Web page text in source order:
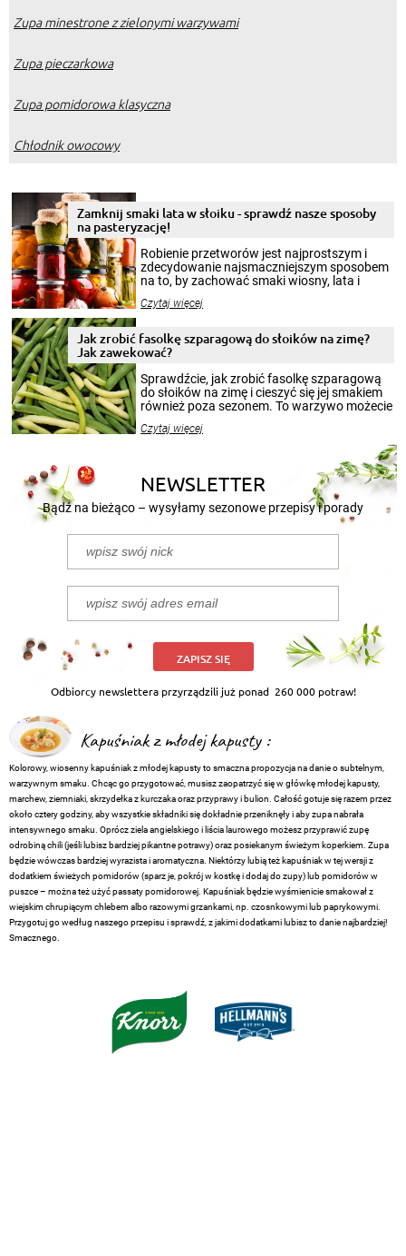
Zupa minestrone z zielonymi warzywami
Zupa pieczarkowa
Zupa pomidorowa klasyczna
Chłodnik owocowy
Zamknij smaki lata w słoiku - sprawdź nasze sposoby
na pasteryzację!
Robienie przetworów jest najprostszym i
zdecydowanie najsmaczniejszym sposobem
na to, by zachować smaki wiosny, lata i
krajobrazów, by cieszyć nimi oko w sezonie
pełni poczuć atmosferę cieplejszych
miesięcy. Przygotowanie słoików ze
patenty, które pozwolą zachować świeżość
przetworów.
Czytaj więcej
Jak zrobić fasolkę szparagową do słoików na zimę?
Jak zawekować?
Sprawdźcie, jak zrobić fasolkę szparagową
do słoików na zimę i cieszyć się jej smakiem
również poza sezonem. To warzywo możecie
nasze propozycje!
Czytaj więcej
NEWSLETTER
Bądź na bieżąco – wysyłamy sezonowe przepisy i porady
ZAPISZ SIĘ
Odbiorcy newslettera przyrządzili już ponad 260 000 potraw!
Kapuśniak z młodej kapusty :
Kolorowy, wiosenny kapuśniak z młodej kapusty to smaczna propozycja na danie o subtelnym,
warzywnym smaku. Chcąc go przygotować, musisz zaopatrzyć się w główkę młodej kapusty,
marchew, ziemniaki, skrzydełka z kurczaka oraz przyprawy i bulion. Całość gotuje się razem przez
około cztery godziny, aby wszystkie składniki się dokładnie przeniknęły i aby zupa nabrała
intensywnego smaku. Oprócz ziela angielskiego i liścia laurowego możesz przyprawić zupę
odrobiną chili (jeśli lubisz bardziej pikantne potrawy) oraz posiekanym świeżym koperkiem. Zupa
będzie wówczas bardziej wyrazista i aromatyczna. Niektórzy lubią też kapuśniak w tej wersji z
dodatkiem świeżych pomidorów (sparz je, pokrój w kostkę i dodaj do zupy) lub pomidorów w
puszce – można też użyć passaty pomidorowej. Kapuśniak będzie wyśmienicie smakował z
wiejskim chrupiącym chlebem albo razowymi grzankami, np. czosnkowymi lub paprykowymi.
Przygotuj go według naszego przepisu i sprawdź, z jakimi dodatkami lubisz to danie najbardziej!
Smacznego.